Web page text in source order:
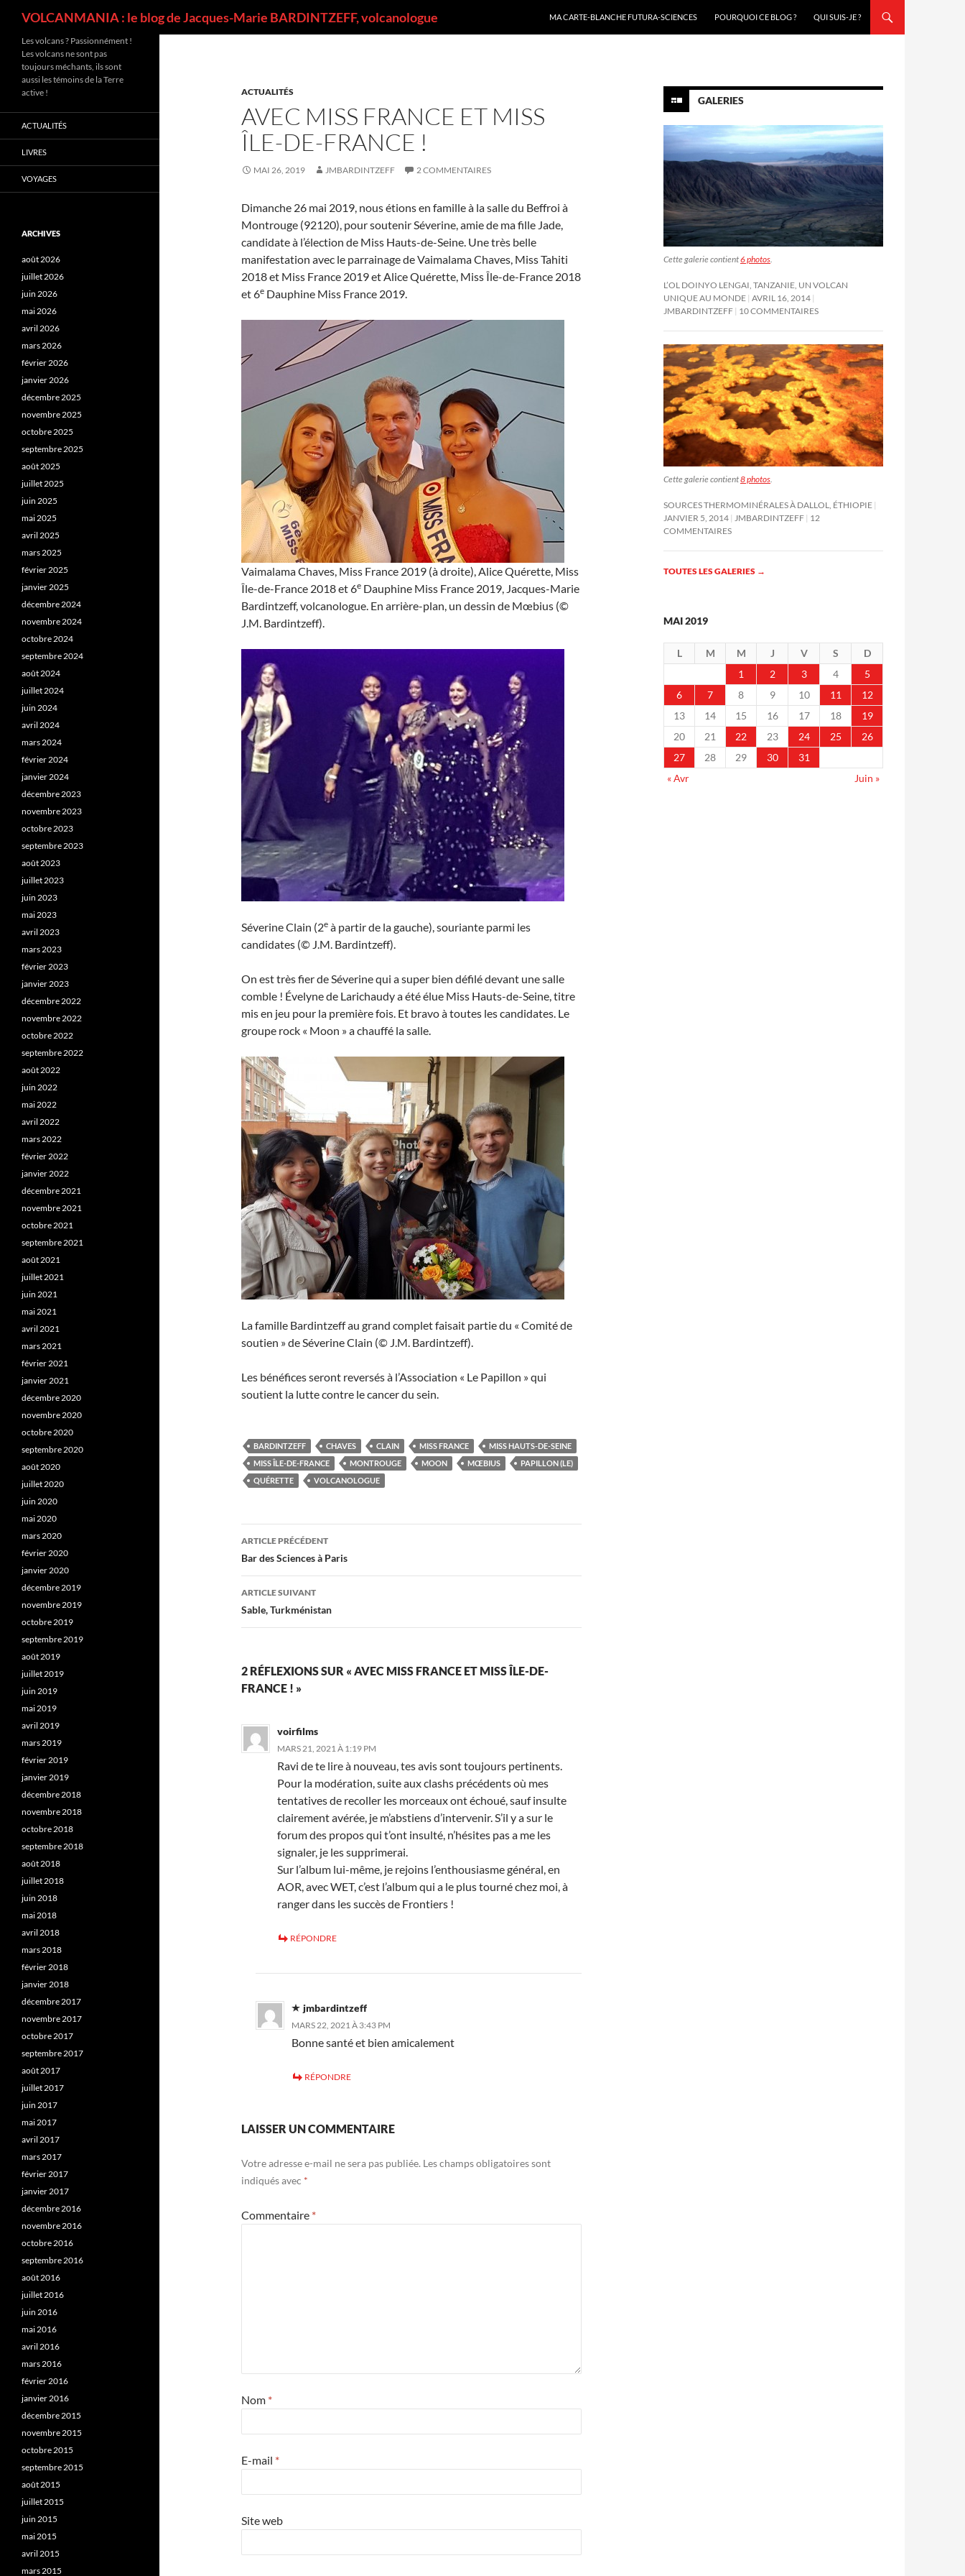
VOLCANMANIA : le blog de Jacques-Marie BARDINTZEFF, volcanologue
MA CARTE-BLANCHE FUTURA-SCIENCES
POURQUOI CE BLOG ? QUI SUIS-JE ?
ACTUALITÉS
AVEC MISS FRANCE ET MISS
ÎLE-DE-FRANCE !
MAI 26, 2019 JMBARDINTZEFF 2 COMMENTAIRES
Dimanche 26 mai 2019, nous étions en famille à la salle du Beffroi à
Montrouge (92120), pour soutenir Séverine, amie de ma fille Jade,
candidate à l’élection de Miss Hauts-de-Seine. Une très belle
manifestation avec le parrainage de Vaimalama Chaves, Miss Tahiti
2018 et Miss France 2019 et Alice Quérette, Miss Île-de-France 2018
et 6e Dauphine Miss France 2019.
Vaimalama Chaves, Miss France 2019 (à droite), Alice Quérette, Miss
Île-de-France 2018 et 6e Dauphine Miss France 2019, Jacques-Marie
Bardintzeff, volcanologue. En arrière-plan, un dessin de Mœbius (©
J.M. Bardintzeff).
Séverine Clain (2e à partir de la gauche), souriante parmi les
candidates (© J.M. Bardintzeff).
On est très fier de Séverine qui a super bien défilé devant une salle
comble ! Évelyne de Larichaudy a été élue Miss Hauts-de-Seine, titre
mis en jeu pour la première fois. Et bravo à toutes les candidates. Le
groupe rock « Moon » a chauffé la salle.
La famille Bardintzeff au grand complet faisait partie du « Comité de
soutien » de Séverine Clain (© J.M. Bardintzeff).
Les bénéfices seront reversés à l’Association « Le Papillon » qui
soutient la lutte contre le cancer du sein.
BARDINTZEFF CHAVES CLAIN MISS FRANCE
MISS HAUTS-DE-SEINE
MISS ÎLE-DE-FRANCE
MONTROUGE MOON MŒBIUS
PAPILLON (LE)
QUÉRETTE
VOLCANOLOGUE
Navigation
des
articles
ARTICLE PRÉCÉDENT
Bar des Sciences à Paris
ARTICLE SUIVANT
Sable, Turkménistan
2 RÉFLEXIONS SUR « AVEC MISS FRANCE ET MISS ÎLE-DE-
FRANCE ! »
voirfilms
MARS 21, 2021 À 1:19 PM
Ravi de te lire à nouveau, tes avis sont toujours pertinents.
Pour la modération, suite aux clashs précédents où mes
tentatives de recoller les morceaux ont échoué, sauf insulte
clairement avérée, je m’abstiens d’intervenir. S’il y a sur le
forum des propos qui t’ont insulté, n’hésites pas a me les
signaler, je les supprimerai.
Sur l’album lui-même, je rejoins l’enthousiasme général, en
AOR, avec WET, c’est l’album qui a le plus tourné chez moi, à
ranger dans les succès de Frontiers !
RÉPONDRE
jmbardintzeff
MARS 22, 2021 À 3:43 PM
Bonne santé et bien amicalement
RÉPONDRE
LAISSER UN COMMENTAIRE
Votre adresse e-mail ne sera pas publiée. Les champs obligatoires sont
indiqués avec *
Commentaire *
Nom *
E-mail *
Site web
GALERIES
Cette galerie contient6 photos.
L’OL DOINYO LENGAI, TANZANIE, UN VOLCAN
UNIQUE AU MONDE AVRIL 16, 2014
JMBARDINTZEFF 10 COMMENTAIRES
Cette galerie contient8 photos
SOURCES THERMOMINÉRALES À DALLOL, ÉTHIOPIE
JANVIER 5, 2014
JMBARDINTZEFF 12
COMMENTAIRES
TOUTES LES GALERIES →
MAI 2019
L M M J V S
D
1
2 3 4
5
6
7 8 9 10 11
12
13
14 15 16 17 18
19
20
21 22 23 24 25
26
27
28 29 30
31
« Avr
Juin »
Les volcans ? Passionnément !
Les volcans ne sont pas
toujours méchants, ils sont
aussi les témoins de la Terre
active !
ACTUALITÉS
LIVRES
VOYAGES
ARCHIVES
août 2026
juillet 2026
juin 2026
mai 2026
avril 2026
mars 2026
février 2026
janvier 2026
décembre 2025
novembre 2025
octobre 2025
septembre 2025
août 2025
juillet 2025
juin 2025
mai 2025
avril 2025
mars 2025
février 2025
janvier 2025
décembre 2024
novembre 2024
octobre 2024
septembre 2024
août 2024
juillet 2024
juin 2024
avril 2024
mars 2024
février 2024
janvier 2024
décembre 2023
novembre 2023
octobre 2023
septembre 2023
août 2023
juillet 2023
juin 2023
mai 2023
avril 2023
mars 2023
février 2023
janvier 2023
décembre 2022
novembre 2022
octobre 2022
septembre 2022
août 2022
juin 2022
mai 2022
avril 2022
mars 2022
février 2022
janvier 2022
décembre 2021
novembre 2021
octobre 2021
septembre 2021
août 2021
juillet 2021
juin 2021
mai 2021
avril 2021
mars 2021
février 2021
janvier 2021
décembre 2020
novembre 2020
octobre 2020
septembre 2020
août 2020
juillet 2020
juin 2020
mai 2020
mars 2020
février 2020
janvier 2020
décembre 2019
novembre 2019
octobre 2019
septembre 2019
août 2019
juillet 2019
juin 2019
mai 2019
avril 2019
mars 2019
février 2019
janvier 2019
décembre 2018
novembre 2018
octobre 2018
septembre 2018
août 2018
juillet 2018
juin 2018
mai 2018
avril 2018
mars 2018
février 2018
janvier 2018
décembre 2017
novembre 2017
octobre 2017
septembre 2017
août 2017
juillet 2017
juin 2017
mai 2017
avril 2017
mars 2017
février 2017
janvier 2017
décembre 2016
novembre 2016
octobre 2016
septembre 2016
août 2016
juillet 2016
juin 2016
mai 2016
avril 2016
mars 2016
février 2016
janvier 2016
décembre 2015
novembre 2015
octobre 2015
septembre 2015
août 2015
juillet 2015
juin 2015
mai 2015
avril 2015
mars 2015